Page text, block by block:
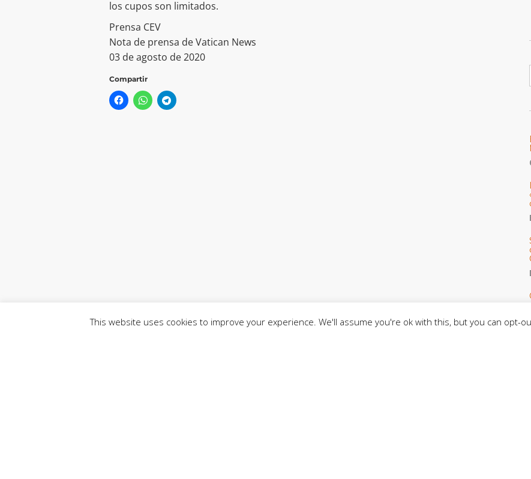
los cupos son limitados.
Prensa CEV
Nota de prensa de Vatican News
03 de agosto de 2020
Compartir
This website uses cookies to improve your experience. We'll assume you're ok with this, but you can opt-